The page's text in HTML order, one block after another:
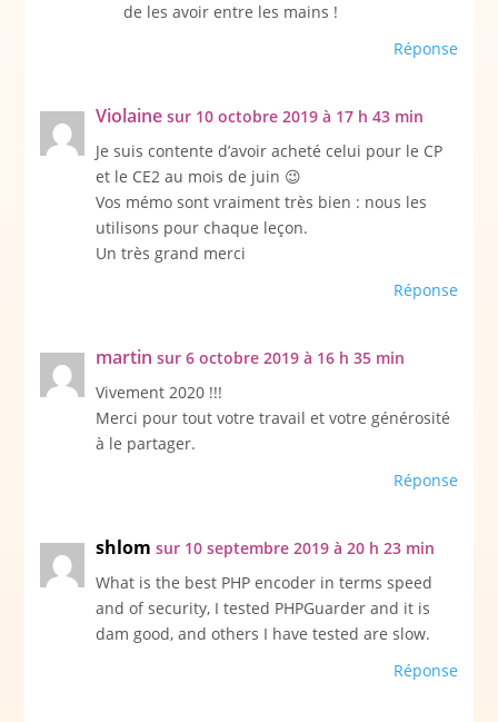
de les avoir entre les mains !
Réponse
Violaine sur 10 octobre 2019 à 17 h 43 min
Je suis contente d’avoir acheté celui pour le CP
et le CE2 au mois de juin 😉
Vos mémo sont vraiment très bien : nous les
utilisons pour chaque leçon.
Un très grand merci
Réponse
martin sur 6 octobre 2019 à 16 h 35 min
Vivement 2020 !!!
Merci pour tout votre travail et votre générosité
à le partager.
Réponse
shlom sur 10 septembre 2019 à 20 h 23 min
What is the best PHP encoder in terms speed
and of security, I tested PHPGuarder and it is
dam good, and others I have tested are slow.
Réponse